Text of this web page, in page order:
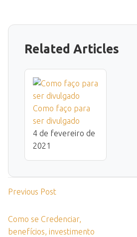
Related Articles
Como faço para
ser divulgado
4 de fevereiro de
2021
Previous Post
Como se Credenciar,
benefícios, investimento